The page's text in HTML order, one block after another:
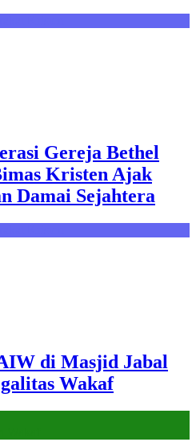
Gereja Bethel
Kristen Ajak
Damai Sejahtera
di Masjid Jabal
Wakaf